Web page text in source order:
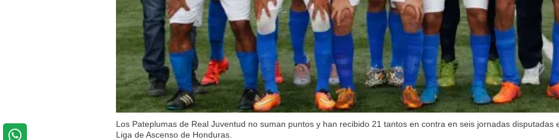
Los Pateplumas de Real Juventud no suman puntos y han recibido 21 tantos en contra en seis jornadas disputadas
Liga de Ascenso de Honduras.